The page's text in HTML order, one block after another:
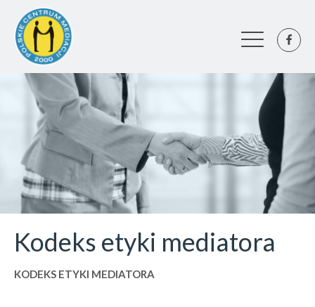
Kodeks etyki mediatora
KODEKS ETYKI MEDIATORA